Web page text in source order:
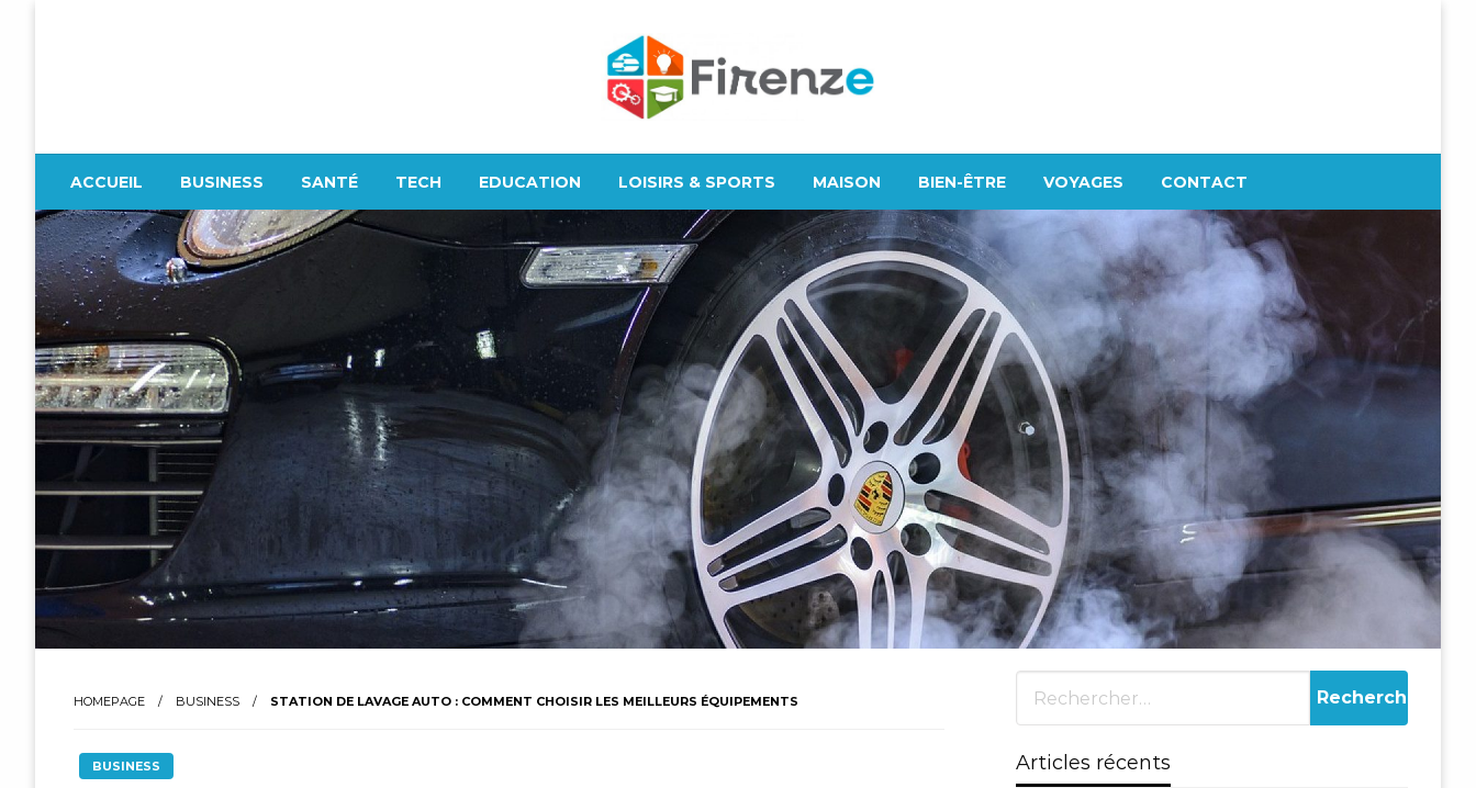
Firenze
ACCUEIL BUSINESS SANTÉ TECH EDUCATION LOISIRS & SPORTS MAISON BIEN-ÊTRE VOYAGES CONTACT
HOMEPAGE BUSINESS STATION DE LAVAGE AUTO : COMMENT CHOISIR LES MEILLEURS ÉQUIPEMENTS
BUSINESS Articles récents